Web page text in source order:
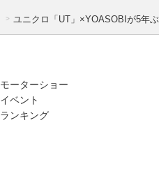
ユニクロ「UT」×YOASOBIが5年
モーターショー
イベント
ランキング